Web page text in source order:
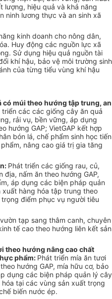
lượng, hiệu quả và khả năng
ninh lương thực và an sinh xã
kinh doanh cho nông dân,
Huy động các nguồn lực xã
Sử dụng hiệu quả nguồn tài
khí hậu, bảo vệ môi trường sinh
của từng tiểu vùng khí hậu
có múi theo hướng tập trung, an
triển các các giống cây ăn quả
rải vụ, bền vững, áp dụng
hướng GAP; VietGAP kết hợp
bón lá, chế phẩm sinh học tiến
nâng cao giá trị gia tăng
Phát triển các giống rau, củ,
địa, nấm ăn theo hướng GAP,
áp dụng các biện pháp quản
xuất hàng hóa tập trung theo
trọng điểm phục vụ người tiêu
tạp sang thâm canh, chuyên
tế cao theo hướng liên kết sản
theo hướng nâng cao chất
phẩm: Phát triển mía ăn tươi
hướng GAP, mía hữu cơ, bảo
dụng các biện pháp quản lý cây
hóa tại các vùng sản xuất trọng
biến nước ép.